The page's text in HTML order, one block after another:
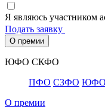
Я являюсь участником
Подать заявку
О премии
ЮФО СКФО
ПФО СЗФО
О премии